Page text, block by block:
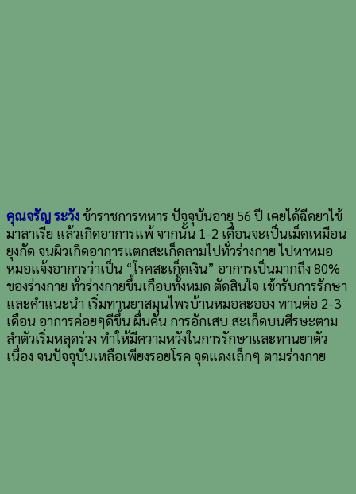
คุณจรัญ ระวังข้าราชการทหาร ปัจจุบันอายุ 56 ปี เคยได้ฉีดยาไข้
มาลาเรีย แล้วเกิดอาการแพ้ จากนั้น 1-2 เดือนจะเป็นเม็ดเหมือน
ยุงกัด จนผิวเกิดอาการแตกสะเก็ดลามไปทั่วร่างกาย ไปหาหมอ
หมอแจ้งอาการว่าเป็น “โรคสะเก็ดเงิน” อาการเป็นมากถึง 80%
ของร่างกาย ทั่วร่างกายขึ้นเกือบทั้งหมด ตัดสินใจ เข้ารับการรักษา
และคำแนะนำ เริ่มทานยาสมุนไพรบ้านหมอละออง ทานต่อ 2-3
เดือน อาการค่อยๆดีขึ้น ผื่นคัน การอักเสบ สะเก็ดบนศีรษะตาม
ลำตัวเริ่มหลุดร่วง ทำให้มีความหวังในการรักษาและทานยาตัว
เนื่อง จนปัจจุบันเหลือเพียงรอยโรค จุดแดงเล็กๆ ตามร่างกาย